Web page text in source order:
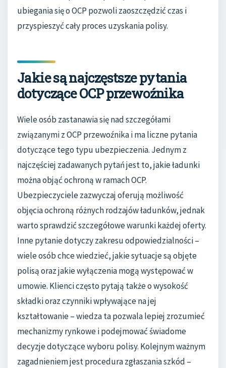
ubiegania się o OCP pozwoli zaoszczędzić czas i
przyspieszyć cały proces uzyskania polisy.
Jakie są najczęstsze pytania
dotyczące OCP przewoźnika
Wiele osób zastanawia się nad szczegółami
związanymi z OCP przewoźnika i ma liczne pytania
dotyczące tego typu ubezpieczenia. Jednym z
najczęściej zadawanych pytań jest to, jakie ładunki
można objąć ochroną w ramach OCP.
Ubezpieczyciele zazwyczaj oferują możliwość
objęcia ochroną różnych rodzajów ładunków, jednak
warto sprawdzić szczegółowe warunki każdej oferty.
Inne pytanie dotyczy zakresu odpowiedzialności –
wiele osób chce wiedzieć, jakie sytuacje są objęte
polisą oraz jakie wyłączenia mogą występować w
umowie. Klienci często pytają także o wysokość
składki oraz czynniki wpływające na jej
kształtowanie – wiedza ta pozwala lepiej zrozumieć
mechanizmy rynkowe i podejmować świadome
decyzje dotyczące wyboru polisy. Kolejnym ważnym
zagadnieniem jest procedura zgłaszania szkód –